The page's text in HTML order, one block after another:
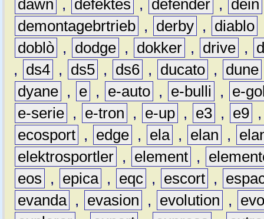
dawn , defektes , defender , dein
demontagebrtrieb , derby , diablo
doblò , dodge , dokker , drive ,
,
ds4 , ds5 , ds6 , ducato , dune
dyane , e , e-auto , e-bulli ,
e-
e-serie , e-tron , e-up , e3 , e9
ecosport , edge , ela , elan ,
elektrosportler , element ,
eos
, epica , eqc , escort ,
evanda , evasion , evolution ,